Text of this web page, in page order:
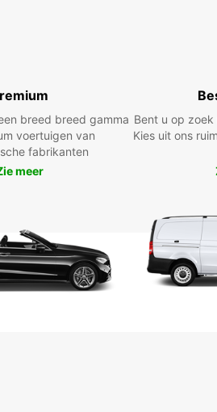
biedt voor elk wat wils, of u
SUV, een luxe auto, een
minivan zoekt. Daarnaast
hybride, handgeschakelde of
aangepast aan uw voorkeur
zoals het stadscentrum, de
treinstation, zodat u snel en
starten. Dankzij onze
boekingsservice regelt u uw
klikken. Europcar biedt
breed breed gamma
voertuigen van
fabrikanten
meer
Bent u op
Kies uit ons